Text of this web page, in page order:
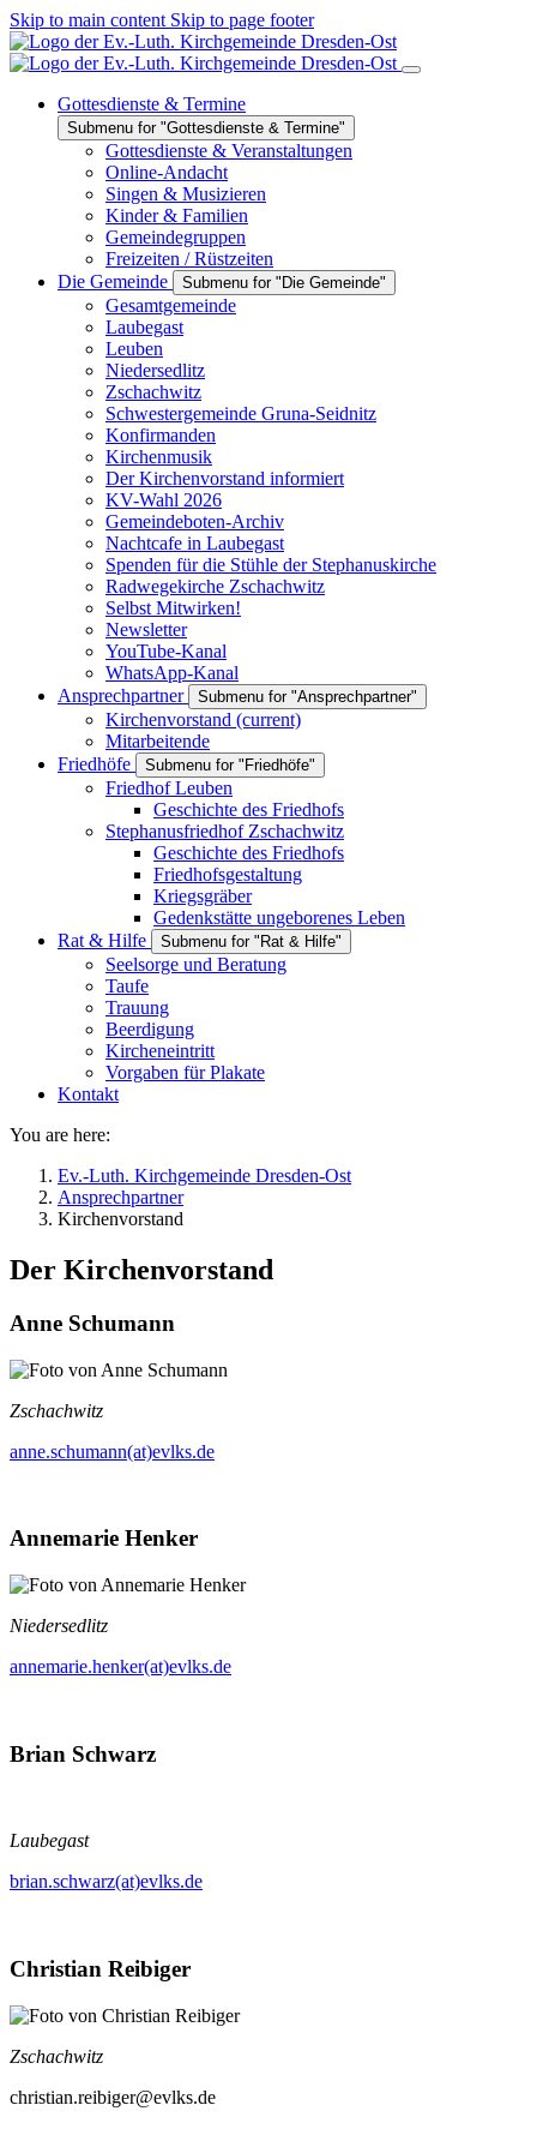
Skip to main content Skip to page footer
Gottesdienste & Termine
Submenu for "Gottesdienste & Termine"
Gottesdienste & Veranstaltungen
Online-Andacht
Singen & Musizieren
Kinder & Familien
Gemeindegruppen
Freizeiten / Rüstzeiten
Die Gemeinde
Submenu for "Die Gemeinde"
Gesamtgemeinde
Laubegast
Leuben
Niedersedlitz
Zschachwitz
Schwestergemeinde Gruna-Seidnitz
Konfirmanden
Kirchenmusik
Der Kirchenvorstand informiert
KV-Wahl 2026
Gemeindeboten-Archiv
Nachtcafe in Laubegast
Spenden für die Stühle der Stephanuskirche
Radwegekirche Zschachwitz
Selbst Mitwirken!
Newsletter
YouTube-Kanal
WhatsApp-Kanal
Ansprechpartner
Submenu for "Ansprechpartner"
Kirchenvorstand (current)
Mitarbeitende
Friedhöfe
Submenu for "Friedhöfe"
Friedhof Leuben
Geschichte des Friedhofs
Stephanusfriedhof Zschachwitz
Geschichte des Friedhofs
Friedhofsgestaltung
Kriegsgräber
Gedenkstätte ungeborenes Leben
Rat & Hilfe
Submenu for "Rat & Hilfe"
Seelsorge und Beratung
Taufe
Trauung
Beerdigung
Kircheneintritt
Vorgaben für Plakate
Kontakt
You are here:
Ev.-Luth. Kirchgemeinde Dresden-Ost
Ansprechpartner
Kirchenvorstand
Der Kirchenvorstand
Anne Schumann
Zschachwitz
anne.schumann(at)evlks.de
Annemarie Henker
Niedersedlitz
annemarie.henker(at)evlks.de
Brian Schwarz
Laubegast
brian.schwarz(at)evlks.de
Christian Reibiger
Zschachwitz
christian.reibiger@evlks.de